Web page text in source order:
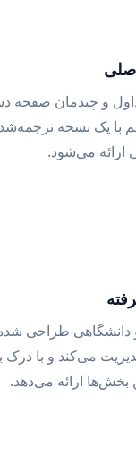
و چیدمان صفحه
با یک نسخه
ارائه می‌شود.
و دانشگاهی طراحی
می‌کند و با درک
بخش‌ها ارائه می‌دهد.